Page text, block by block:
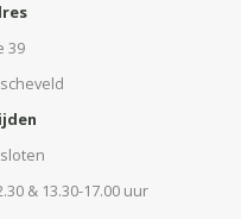
39
& 13.30-17.00 uur